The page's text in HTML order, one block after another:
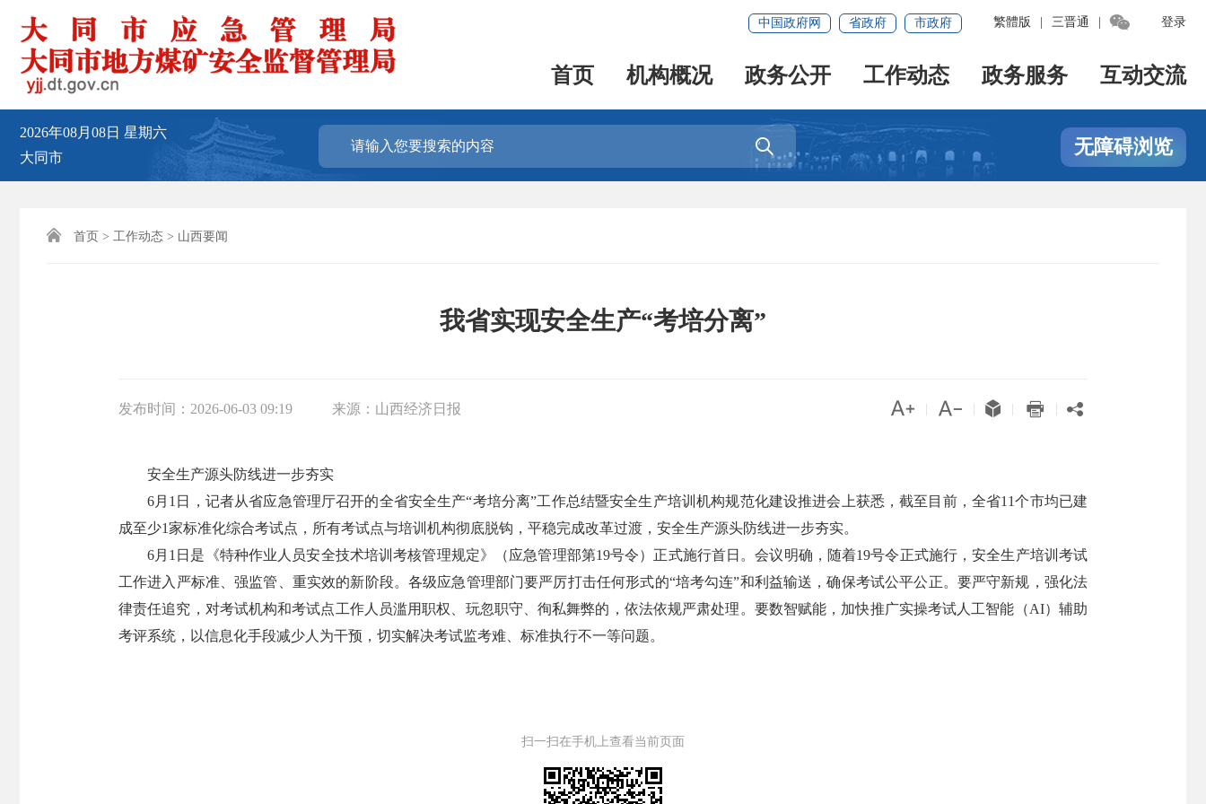
登录
繁體版 三晋通 
中国政府网 省政府 市政府
首页 机构概况 政务公开 工作动态 政务服务 互动交流
2026年08月08日 星期六
大同市
 无障碍浏览
 首页 > 工作动态 > 山西要闻
我省实现安全生产“考培分离”
发布时间： 2026-06-03 09:19 来源： 山西经济日报     
安全生产源头防线进一步夯实
6月1日，记者从省应急管理厅召开的全省安全生产“考培分离”工作总结暨安全生产培训机构规范化建设推进会上获悉，截至目前，全省11个市均已建
成至少1家标准化综合考试点，所有考试点与培训机构彻底脱钩，平稳完成改革过渡，安全生产源头防线进一步夯实。
6月1日是《特种作业人员安全技术培训考核管理规定》（应急管理部第19号令）正式施行首日。会议明确，随着19号令正式施行，安全生产培训考试
工作进入严标准、强监管、重实效的新阶段。各级应急管理部门要严厉打击任何形式的“培考勾连”和利益输送，确保考试公平公正。要严守新规，强化法
律责任追究，对考试机构和考试点工作人员滥用职权、玩忽职守、徇私舞弊的，依法依规严肃处理。要数智赋能，加快推广实操考试人工智能（AI）辅助
考评系统，以信息化手段减少人为干预，切实解决考试监考难、标准执行不一等问题。
扫一扫在手机上查看当前页面